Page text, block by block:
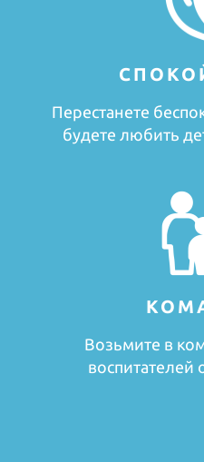
Перестанете
будете любить
Возьмите в
воспитателей